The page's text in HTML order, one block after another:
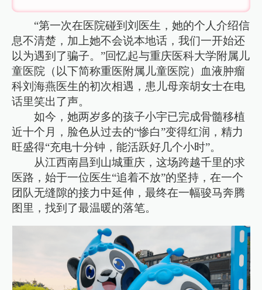
“第一次在医院碰到刘医生，她的个人介绍信
息不清楚，加上她不会说本地话，我们一开始还
以为遇到了骗子。”回忆起与重庆医科大学附属儿
童医院（以下简称重医附属儿童医院）血液肿瘤
科刘海燕医生的初次相遇，患儿母亲胡女士在电
话里笑出了声。
如今，她两岁多的孩子小宇已完成骨髓移植
近十个月，脸色从过去的“惨白”变得红润，精力
旺盛得“充电十分钟，能活跃好几个小时”。
从江西南昌到山城重庆，这场跨越千里的求
医路，始于一位医生“追着不放”的坚持，在一个
团队无缝隙的接力中延伸，最终在一幅骏马奔腾
图里，找到了最温暖的落笔。